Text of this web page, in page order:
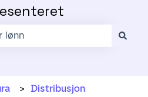
Distribusjon